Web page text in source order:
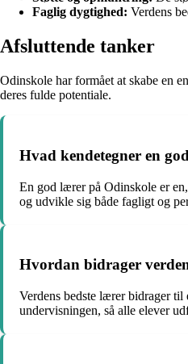
Faglig dygtighed: Verdens
Afsluttende tanker
Odinskole har formået at skabe en
deres fulde potentiale.
Hvad kendetegner en
En god lærer på Odinskole er
og udvikle sig både fagligt og
Hvordan bidrager
Verdens bedste lærer bidrager
undervisningen, så alle elever